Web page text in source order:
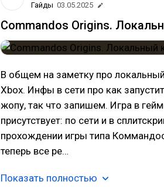
Гайды 03.05.2025
Commandos Origins.
В общем на заметку про
Xbox. Инфы в сети про как
жопу, так что запишем. Игра в
присутствует: по сети и в
прохождении игры типа
теперь все ре…
Показать полностью